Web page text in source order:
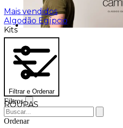
Mais vendidos
Algodão Egípcio
Kits
ROUPAS
Filtrar e Ordenar
Filtros
Ordenar